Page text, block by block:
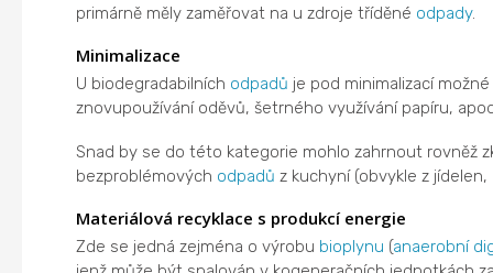
primárně měly zaměřovat na u zdroje tříděné odpady.
Minimalizace
U biodegradabilních odpadů je pod minimalizací
znovupoužívání oděvů, šetrného využívání papíru,
Snad by se do této kategorie mohlo zahrnout rovněž
bezproblémových odpadů z kuchyní (obvykle z jídelen,
Materiálová recyklace s produkcí energie
Zde se jedná zejména o výrobu bioplynu (anaerobní